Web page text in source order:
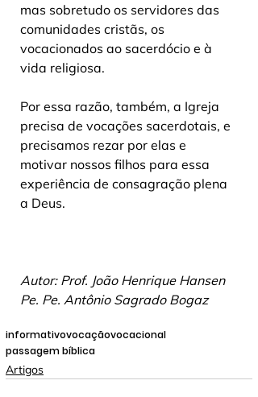
mas sobretudo os servidores das
comunidades cristãs, os
vocacionados ao sacerdócio e à
vida religiosa.
Por essa razão, também, a Igreja
precisa de vocações sacerdotais, e
precisamos rezar por elas e
motivar nossos filhos para essa
experiência de consagração plena
a Deus.
Autor: Prof. João Henrique Hansen
Pe. Pe. Antônio Sagrado Bogaz
informativovocaçãovocacional
passagem bíblica
Artigos